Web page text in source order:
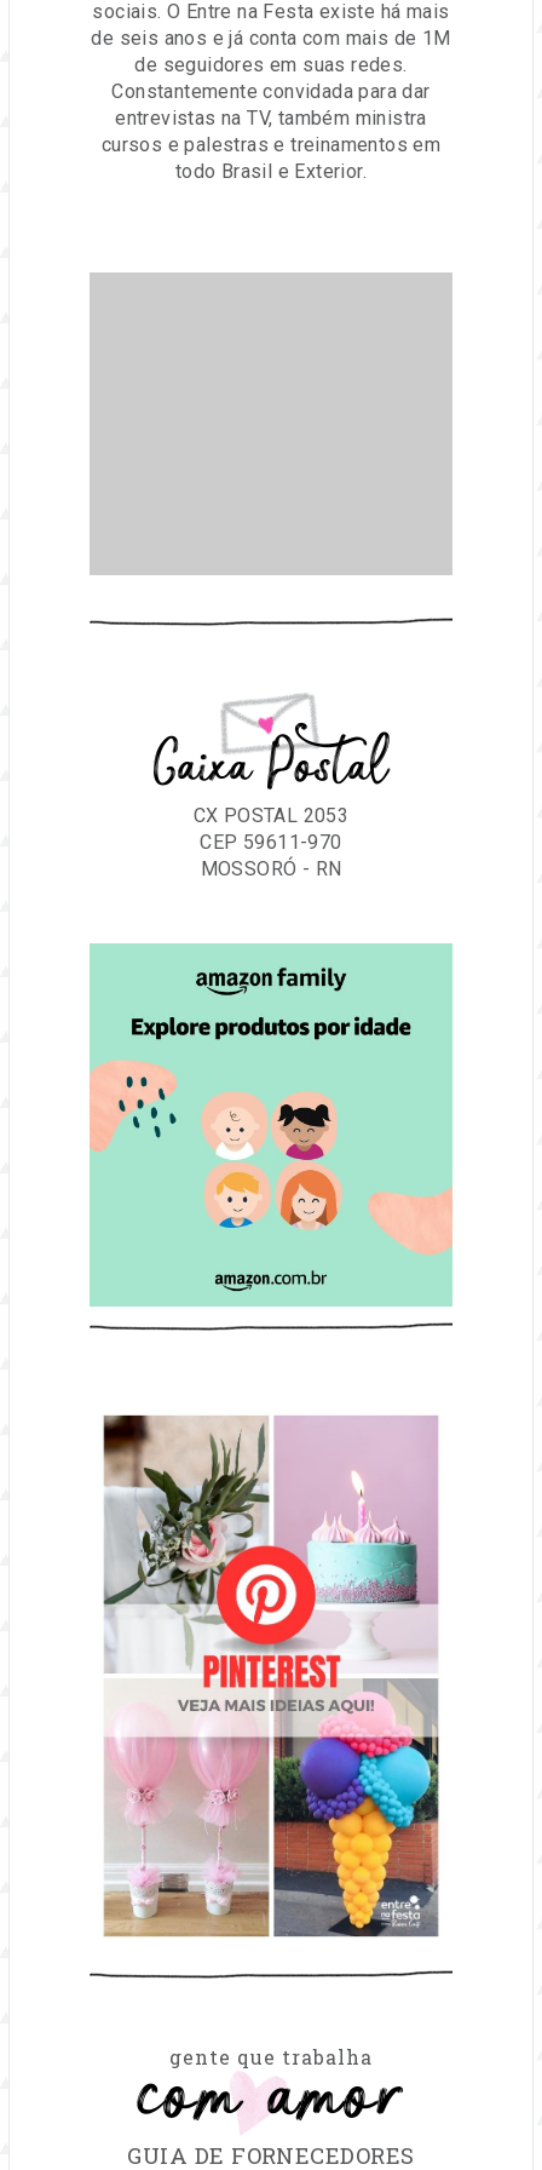
sociais. O Entre na Festa existe há mais
de seis anos e já conta com mais de 1M
de seguidores em suas redes.
Constantemente convidada para dar
entrevistas na TV, também ministra
cursos e palestras e treinamentos em
todo Brasil e Exterior.
Caixa Postal
CX POSTAL 2053
CEP 59611-970
MOSSORÓ - RN
gente que trabalha
com amor
GUIA DE FORNECEDORES